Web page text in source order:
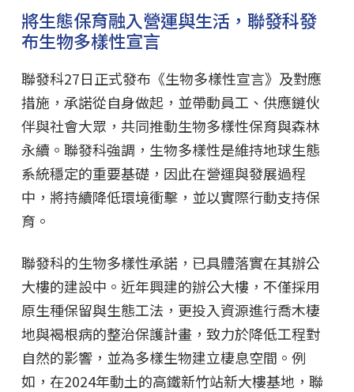
將生態保育融入營運與生活，聯發科發
布生物多樣性宣言
聯發科27日正式發布《生物多樣性宣言》及對應
措施，承諾從自身做起，並帶動員工、供應鏈伙
伴與社會大眾，共同推動生物多樣性保育與森林
永續。聯發科強調，生物多樣性是維持地球生態
系統穩定的重要基礎，因此在營運與發展過程
中，將持續降低環境衝擊，並以實際行動支持保
育。
聯發科的生物多樣性承諾，已具體落實在其辦公
大樓的建設中。近年興建的辦公大樓，不僅採用
原生種保留與生態工法，更投入資源進行喬木棲
地與褐根病的整治保護計畫，致力於降低工程對
自然的影響，並為多樣生物建立棲息空間。例
如，在2024年動土的高鐵新竹站新大樓基地，聯